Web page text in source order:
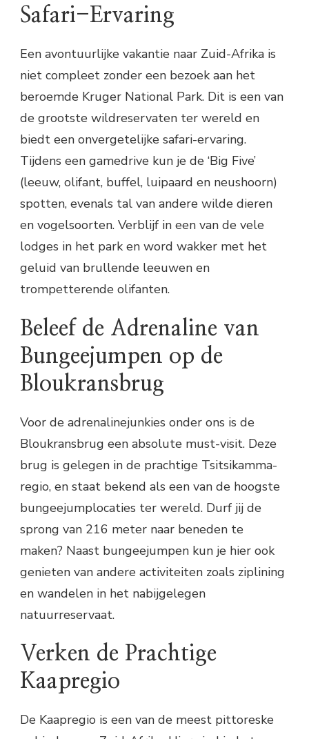
Safari-Ervaring
Een avontuurlijke vakantie naar Zuid-Afrika is
niet compleet zonder een bezoek aan het
beroemde Kruger National Park. Dit is een van
de grootste wildreservaten ter wereld en
biedt een onvergetelijke safari-ervaring.
Tijdens een gamedrive kun je de ‘Big Five’
(leeuw, olifant, buffel, luipaard en neushoorn)
spotten, evenals tal van andere wilde dieren
en vogelsoorten. Verblijf in een van de vele
lodges in het park en word wakker met het
geluid van brullende leeuwen en
trompetterende olifanten.
Beleef de Adrenaline van
Bungeejumpen op de
Bloukransbrug
Voor de adrenalinejunkies onder ons is de
Bloukransbrug een absolute must-visit. Deze
brug is gelegen in de prachtige Tsitsikamma-
regio, en staat bekend als een van de hoogste
bungeejumplocaties ter wereld. Durf jij de
sprong van 216 meter naar beneden te
maken? Naast bungeejumpen kun je hier ook
genieten van andere activiteiten zoals ziplining
en wandelen in het nabijgelegen
natuurreservaat.
Verken de Prachtige
Kaapregio
De Kaapregio is een van de meest pittoreske